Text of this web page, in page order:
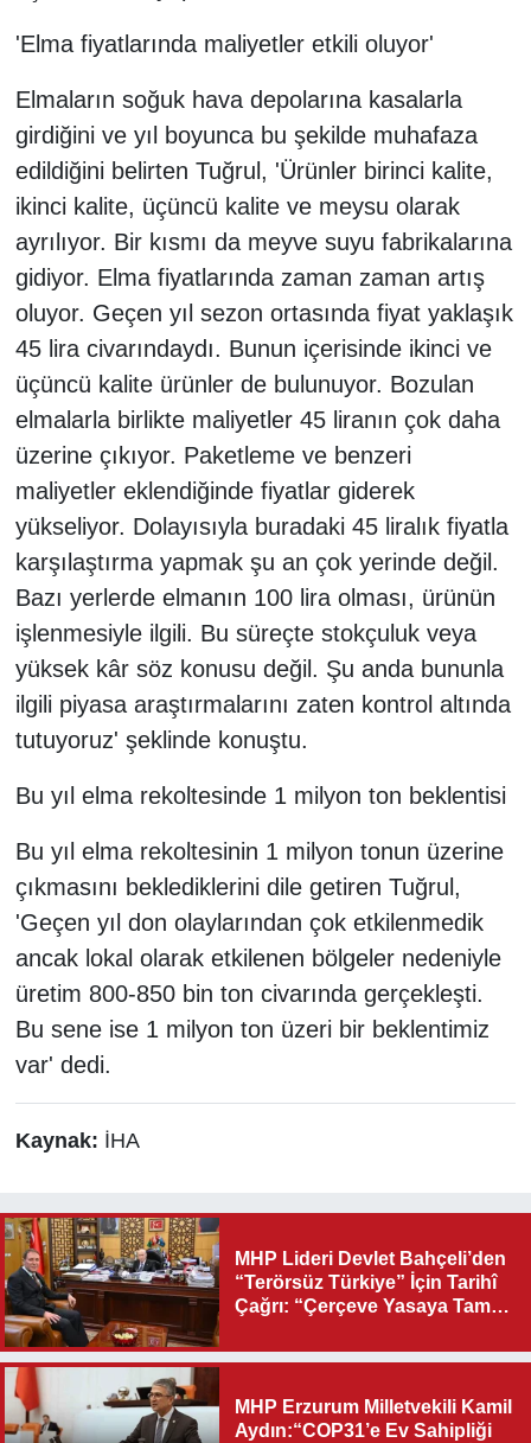
'Elma fiyatlarında maliyetler etkili oluyor'
Elmaların soğuk hava depolarına kasalarla
girdiğini ve yıl boyunca bu şekilde muhafaza
edildiğini belirten Tuğrul, 'Ürünler birinci kalite,
ikinci kalite, üçüncü kalite ve meysu olarak
ayrılıyor. Bir kısmı da meyve suyu fabrikalarına
gidiyor. Elma fiyatlarında zaman zaman artış
oluyor. Geçen yıl sezon ortasında fiyat yaklaşık
45 lira civarındaydı. Bunun içerisinde ikinci ve
üçüncü kalite ürünler de bulunuyor. Bozulan
elmalarla birlikte maliyetler 45 liranın çok daha
üzerine çıkıyor. Paketleme ve benzeri
maliyetler eklendiğinde fiyatlar giderek
yükseliyor. Dolayısıyla buradaki 45 liralık fiyatla
karşılaştırma yapmak şu an çok yerinde değil.
Bazı yerlerde elmanın 100 lira olması, ürünün
işlenmesiyle ilgili. Bu süreçte stokçuluk veya
yüksek kâr söz konusu değil. Şu anda bununla
ilgili piyasa araştırmalarını zaten kontrol altında
tutuyoruz' şeklinde konuştu.
Bu yıl elma rekoltesinde 1 milyon ton beklentisi
Bu yıl elma rekoltesinin 1 milyon tonun üzerine
çıkmasını beklediklerini dile getiren Tuğrul,
'Geçen yıl don olaylarından çok etkilenmedik
ancak lokal olarak etkilenen bölgeler nedeniyle
üretim 800-850 bin ton civarında gerçekleşti.
Bu sene ise 1 milyon ton üzeri bir beklentimiz
var' dedi.
Kaynak: İHA
MHP Lideri Devlet Bahçeli’den
“Terörsüz Türkiye” İçin Tarihî
Çağrı: “Çerçeve Yasaya Tam
MHP Erzurum Milletvekili Kamil
Aydın:“COP31’e Ev Sahipliği